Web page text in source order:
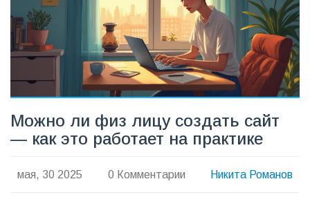
Можно ли физ лицу создать сайт
— как это работает на практике
мая, 30 2025 0 Комментарии Никита Романов